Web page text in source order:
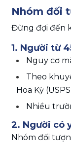
Nhóm đối
Đừng đợi đến
1. Người từ
Nguy cơ
Theo
Hoa Kỳ
Nhiều
2. Người có
Nhóm đối